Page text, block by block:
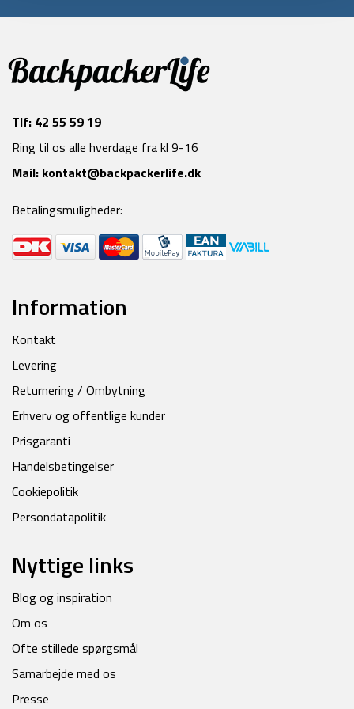
Tlf: 42 55 59 19
Ring til os alle hverdage fra kl 9-16
Mail: kontakt@backpackerlife.dk
Betalingsmuligheder:
Information
Kontakt
Levering
Returnering / Ombytning
Erhverv og offentlige kunder
Prisgaranti
Handelsbetingelser
Cookiepolitik
Persondatapolitik
Nyttige links
Blog og inspiration
Om os
Ofte stillede spørgsmål
Samarbejde med os
Presse